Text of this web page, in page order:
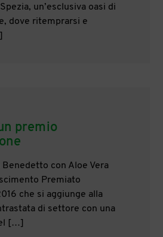
un’esclusiva oasi di
dove ritemprarsi e
premio
Benedetto con Aloe Vera
Premiato
che si aggiunge alla
di settore con una
[…]